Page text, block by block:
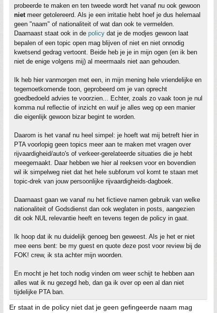
probeerde te maken en ten tweede wordt het vanaf nu ook gewoon
nietmeer getolereerd. Als je een irritatie hebt hoef je dus helemaal
geen "naam" of nationaliteit of wat dan ook te vermelden.
Daarnaast staat ook in de policy dat je de modjes gewoon laat
bepalen of een topic open mag blijven of niet en niet onnodig
kwetsend gedrag vertoont. Beide heb je je in mijn ogen (en ik ben
niet de enige volgens mij) al meermaals niet aan gehouden.
Ik heb hier vanmorgen met een, in mijn mening hele vriendelijke en
tegemoetkomende toon, geprobeerd om je van oprecht
goedbedoeld advies te voorzien... Echter, zoals zo vaak toon je nul
komma nul reflectie of inzicht en wuif je alles weg op een manier
die eigenlijk gewoon bizar begint te worden.
Daarom is het vanaf nu heel simpel: je hoeft wat mij betreft hier in
PTA voorlopig geen topics meer aan te maken met vragen over
rijvaardigheid/auto's of verkeer-gerelateerde situaties die je hebt
meegemaakt. Daar hebben we hier al reeksen voor en bovendien
wil ik simpelweg niet dat het hele subforum vol komt te staan met
topic-drek van jouw persoonlijke rijvaardigheids-dagboek.
Daarnaast gaan we vanaf nu het fictieve namen gebruik van welke
nationaliteit of Godsdienst dan ook weglaten in posts, aangezien
dit ook NUL relevantie heeft en tevens tegen de policy in gaat.
Ik hoop dat ik nu duidelijk genoeg ben geweest. Als je het er niet
mee eens bent: be my guest en quote deze post voor review bij de
FOK! crew, ik sta achter mijn woorden.
En mocht je het toch nodig vinden om weer schijt te hebben aan
alles wat ik nu gezegd heb, dan ga ik over op een al dan niet
tijdelijke PTA ban.
Er staat in de policy niet dat je geen gefingeerde naam mag